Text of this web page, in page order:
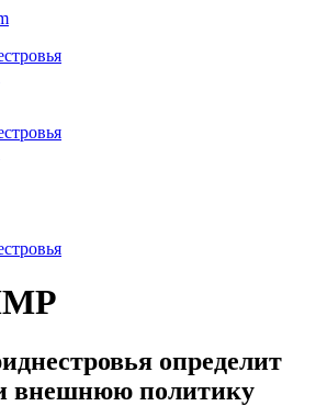
определит
внешнюю политику